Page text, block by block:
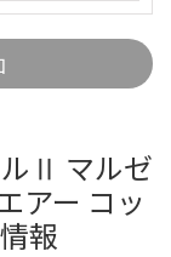
ルⅡ マルゼ
アー コッ
報